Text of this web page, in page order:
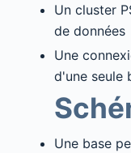
Un cluster
de données
Une
d'une seule
Une base